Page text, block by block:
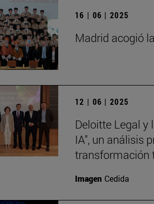
16 | 06 | 2025
Madrid acogió
12 | 06 | 2025
Deloitte Legal y
IA", un análisis
transformación
Imagen Cedida